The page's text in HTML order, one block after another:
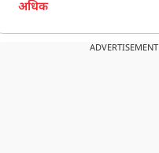
अधिक
ADVERTISEMENT